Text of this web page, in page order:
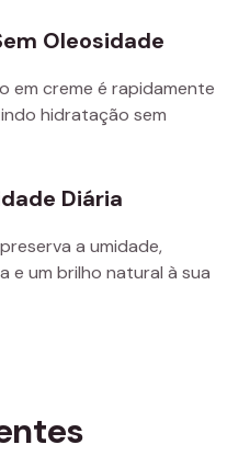
Oleosidade
em creme é rapidamente
hidratação sem
Diária
a umidade,
e um brilho natural à sua